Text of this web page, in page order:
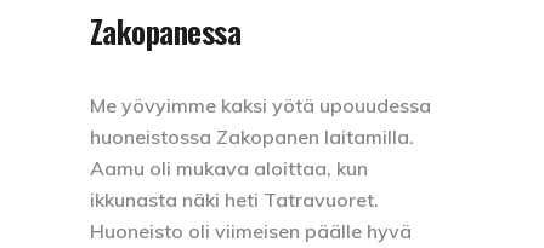
Zakopanessa
Me yövyimme kaksi yötä upouudessa
huoneistossa Zakopanen laitamilla.
Aamu oli mukava aloittaa, kun
ikkunasta näki heti Tatravuoret.
Huoneisto oli viimeisen päälle hyvä